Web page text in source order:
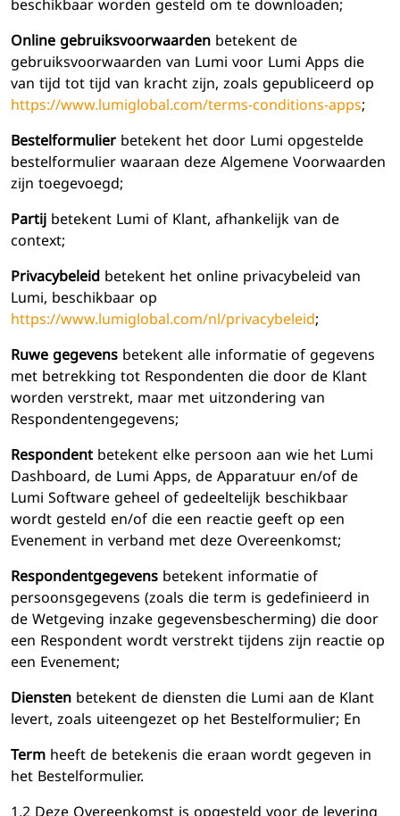
Online gebruiksvoorwaardenbetekent de
gebruiksvoorwaarden van Lumi voor Lumi Apps die
van tijd tot tijd van kracht zijn, zoals gepubliceerd op
https://www.lumiglobal.com/terms-conditions-apps;
Bestelformulierbetekent het door Lumi opgestelde
bestelformulier waaraan deze Algemene Voorwaarden
zijn toegevoegd;
Partijbetekent Lumi of Klant, afhankelijk van de
context;
Privacybeleidbetekent het online privacybeleid van
Lumi, beschikbaar op
https://www.lumiglobal.com/nl/privacybeleid;
Ruwe gegevensbetekent alle informatie of gegevens
met betrekking tot Respondenten die door de Klant
worden verstrekt, maar met uitzondering van
Respondentengegevens;
Respondentbetekent elke persoon aan wie het Lumi
Dashboard, de Lumi Apps, de Apparatuur en/of de
Lumi Software geheel of gedeeltelijk beschikbaar
wordt gesteld en/of die een reactie geeft op een
Evenement in verband met deze Overeenkomst;
Respondentgegevensbetekent informatie of
persoonsgegevens (zoals die term is gedefinieerd in
de Wetgeving inzake gegevensbescherming) die door
een Respondent wordt verstrekt tijdens zijn reactie op
een Evenement;
Dienstenbetekent de diensten die Lumi aan de Klant
levert, zoals uiteengezet op het Bestelformulier; En
Termheeft de betekenis die eraan wordt gegeven in
het Bestelformulier.